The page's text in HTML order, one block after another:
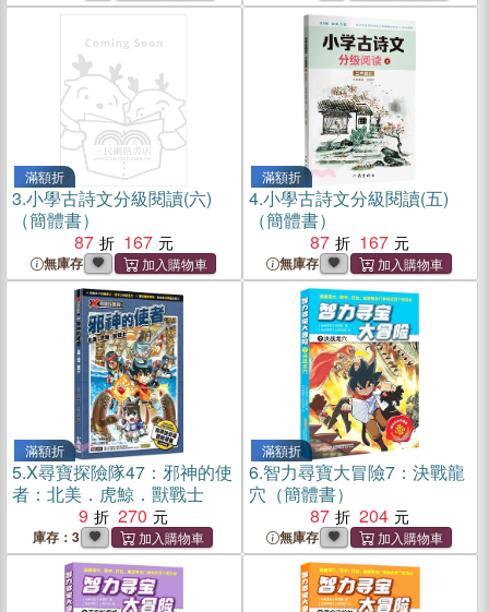
滿額折
3.小學古詩文分級閱讀(六)
（簡體書）
87
167
無庫存
滿額折
4.小學古詩文分級閱讀(五)
（簡體書）
87
167
無庫存
滿額折
5.X尋寶探險隊47：邪神的使
者：北美．虎鯨．獸戰士
9
270
庫存：3
滿額折
6.智力尋寶大冒險7：決戰龍
穴（簡體書）
87
204
無庫存